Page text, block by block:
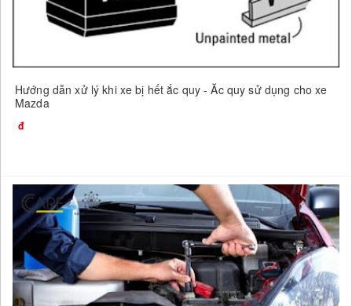
Hướng dẫn xử lý khi xe bị hết ắc quy - Ắc quy sử dụng cho xe
Mazda